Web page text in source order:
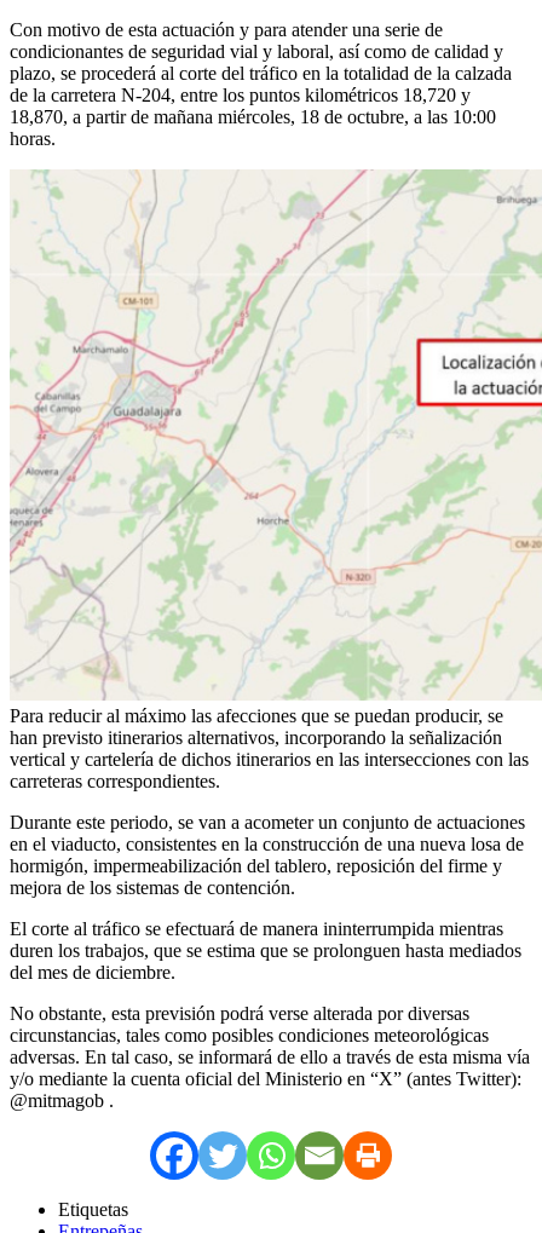
Con motivo de esta actuación y para atender una serie de
condicionantes de seguridad vial y laboral, así como de calidad y
plazo, se procederá al corte del tráfico en la totalidad de la calzada
de la carretera N-204, entre los puntos kilométricos 18,720 y
18,870, a partir de mañana miércoles, 18 de octubre, a las 10:00
horas.
Para reducir al máximo las afecciones que se puedan producir, se
han previsto itinerarios alternativos, incorporando la señalización
vertical y cartelería de dichos itinerarios en las intersecciones con las
carreteras correspondientes.
Durante este periodo, se van a acometer un conjunto de actuaciones
en el viaducto, consistentes en la construcción de una nueva losa de
hormigón, impermeabilización del tablero, reposición del firme y
mejora de los sistemas de contención.
El corte al tráfico se efectuará de manera ininterrumpida mientras
duren los trabajos, que se estima que se prolonguen hasta mediados
del mes de diciembre.
No obstante, esta previsión podrá verse alterada por diversas
circunstancias, tales como posibles condiciones meteorológicas
adversas. En tal caso, se informará de ello a través de esta misma vía
y/o mediante la cuenta oficial del Ministerio en “X” (antes Twitter):
@mitmagob .
Etiquetas